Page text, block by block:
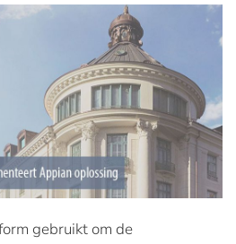
gebruikt om de